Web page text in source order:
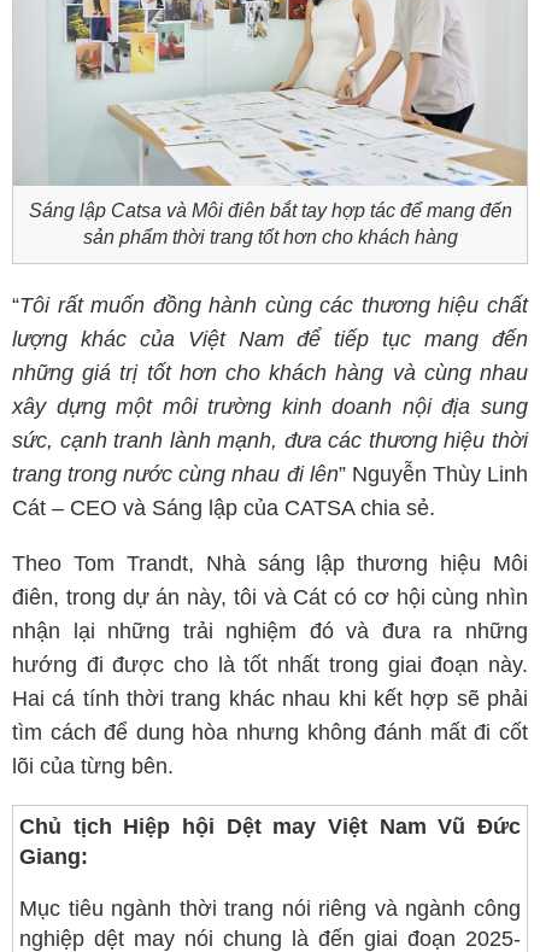
Sáng lập Catsa và Môi điên bắt tay hợp tác để mang đến
sản phẩm thời trang tốt hơn cho khách hàng
“Tôi rất muốn đồng hành cùng các thương hiệu chất
lượng khác của Việt Nam để tiếp tục mang đến
những giá trị tốt hơn cho khách hàng và cùng nhau
xây dựng một môi trường kinh doanh nội địa sung
sức, cạnh tranh lành mạnh, đưa các thương hiệu thời
trang trong nước cùng nhau đi lên” Nguyễn Thùy Linh
Cát – CEO và Sáng lập của CATSA chia sẻ.
Theo Tom Trandt, Nhà sáng lập thương hiệu Môi
điên, trong dự án này, tôi và Cát có cơ hội cùng nhìn
nhận lại những trải nghiệm đó và đưa ra những
hướng đi được cho là tốt nhất trong giai đoạn này.
Hai cá tính thời trang khác nhau khi kết hợp sẽ phải
tìm cách để dung hòa nhưng không đánh mất đi cốt
lõi của từng bên.
Chủ tịch Hiệp hội Dệt may Việt Nam Vũ Đức
Giang:
Mục tiêu ngành thời trang nói riêng và ngành công
nghiệp dệt may nói chung là đến giai đoạn 2025-